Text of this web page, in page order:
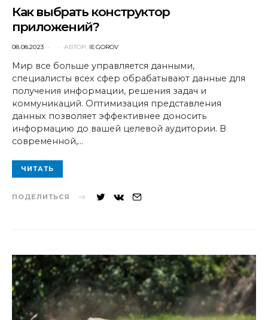
Как выбрать конструктор
приложений?
POSTED
08.08.2023 АВТОР: IEGOROV
Мир все больше управляется данными,
специалисты всех сфер обрабатывают данные для
получения информации, решения задач и
коммуникаций. Оптимизация представления
данных позволяет эффективнее доносить
информацию до вашей целевой аудитории. В
современной,…
ЧИТАТЬ
ПОДЕЛИТЬСЯ